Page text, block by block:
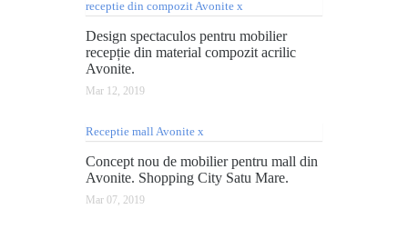
Design spectaculos pentru mobilier
recepție din material compozit acrilic
Avonite.
Mar 12, 2019
Concept nou de mobilier pentru mall din
Avonite. Shopping City Satu Mare.
Mar 07, 2019